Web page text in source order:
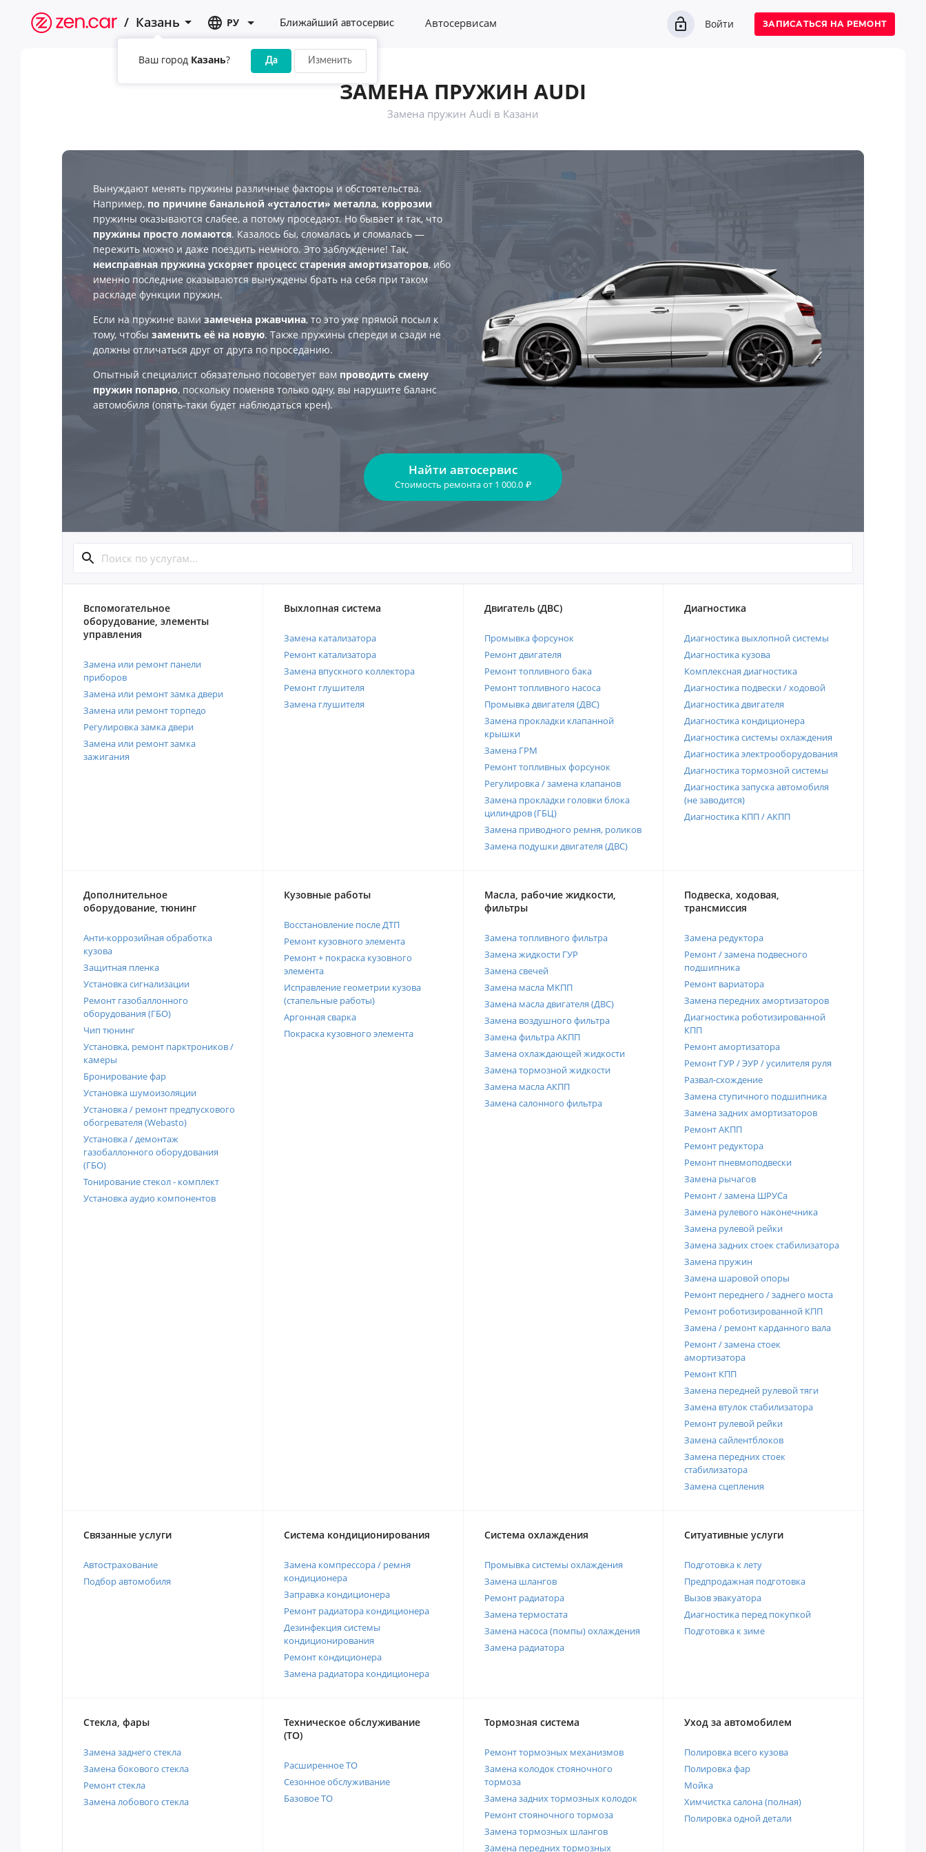
/ Казань
Ваш город Казань? Да Изменить
РУ Ближайший автосервис Автосервисам Войти ЗАПИСАТЬСЯ НА РЕМОНТ
ЗАМЕНА ПРУЖИН AUDI
Замена пружин Audi в Казани
Вынуждают менять пружины различные факторы и обстоятельства.
Например, по причине банальной «усталости» металла, коррозии
пружины оказываются слабее, а потому проседают. Но бывает и так, что
пружины просто ломаются. Казалось бы, сломалась и сломалась —
пережить можно и даже поездить немного. Это заблуждение! Так,
неисправная пружина ускоряет процесс старения амортизаторов, ибо
именно последние оказываются вынуждены брать на себя при таком
раскладе функции пружин.
Если на пружине вами замечена ржавчина, то это уже прямой посыл к
тому, чтобы заменить её на новую. Также пружины спереди и сзади не
должны отличаться друг от друга по проседанию.
Опытный специалист обязательно посоветует вам проводить смену
пружин попарно, поскольку поменяв только одну, вы нарушите баланс
автомобиля (опять-таки будет наблюдаться крен).
Найти автосервис
Стоимость ремонтаот 1 000.0 ₽
Вспомогательное
оборудование, элементы
управления
Замена или ремонт панели
приборов
Замена или ремонт замка двери
Замена или ремонт торпедо
Регулировка замка двери
Замена или ремонт замка
зажигания
Выхлопная система
Замена катализатора
Ремонт катализатора
Замена впускного коллектора
Ремонт глушителя
Замена глушителя
Двигатель (ДВС)
Промывка форсунок
Ремонт двигателя
Ремонт топливного бака
Ремонт топливного насоса
Промывка двигателя (ДВС)
Замена прокладки клапанной
крышки
Замена ГРМ
Ремонт топливных форсунок
Регулировка / замена клапанов
Замена прокладки головки блока
цилиндров (ГБЦ)
Замена приводного ремня, роликов
Замена подушки двигателя (ДВС)
Диагностика
Диагностика выхлопной системы
Диагностика кузова
Комплексная диагностика
Диагностика подвески / ходовой
Диагностика двигателя
Диагностика кондиционера
Диагностика системы охлаждения
Диагностика электрооборудования
Диагностика тормозной системы
Диагностика запуска автомобиля
(не заводится)
Диагностика КПП / АКПП
Дополнительное
оборудование, тюнинг
Анти-коррозийная обработка
кузова
Защитная пленка
Установка сигнализации
Ремонт газобаллонного
оборудования (ГБО)
Чип тюнинг
Установка, ремонт парктроников /
камеры
Бронирование фар
Установка шумоизоляции
Установка / ремонт предпускового
обогревателя (Webasto)
Установка / демонтаж
газобаллонного оборудования
(ГБО)
Тонирование стекол - комплект
Установка аудио компонентов
Кузовные работы
Восстановление после ДТП
Ремонт кузовного элемента
Ремонт + покраска кузовного
элемента
Исправление геометрии кузова
(стапельные работы)
Аргонная сварка
Покраска кузовного элемента
Масла, рабочие жидкости,
фильтры
Замена топливного фильтра
Замена жидкости ГУР
Замена свечей
Замена масла МКПП
Замена масла двигателя (ДВС)
Замена воздушного фильтра
Замена фильтра АКПП
Замена охлаждающей жидкости
Замена тормозной жидкости
Замена масла АКПП
Замена салонного фильтра
Подвеска, ходовая,
трансмиссия
Замена редуктора
Ремонт / замена подвесного
подшипника
Ремонт вариатора
Замена передних амортизаторов
Диагностика роботизированной
КПП
Ремонт амортизатора
Ремонт ГУР / ЭУР / усилителя руля
Развал-схождение
Замена ступичного подшипника
Замена задних амортизаторов
Ремонт АКПП
Ремонт редуктора
Ремонт пневмоподвески
Замена рычагов
Ремонт / замена ШРУСа
Замена рулевого наконечника
Замена рулевой рейки
Замена задних стоек стабилизатора
Замена пружин
Замена шаровой опоры
Ремонт переднего / заднего моста
Ремонт роботизированной КПП
Замена / ремонт карданного вала
Ремонт / замена стоек
амортизатора
Ремонт КПП
Замена передней рулевой тяги
Замена втулок стабилизатора
Ремонт рулевой рейки
Замена сайлентблоков
Замена передних стоек
стабилизатора
Замена сцепления
Связанные услуги
Автострахование
Подбор автомобиля
Система кондиционирования
Замена компрессора / ремня
кондиционера
Заправка кондиционера
Ремонт радиатора кондиционера
Дезинфекция системы
кондиционирования
Ремонт кондиционера
Замена радиатора кондиционера
Система охлаждения
Промывка системы охлаждения
Замена шлангов
Ремонт радиатора
Замена термостата
Замена насоса (помпы) охлаждения
Замена радиатора
Ситуативные услуги
Подготовка к лету
Предпродажная подготовка
Вызов эвакуатора
Диагностика перед покупкой
Подготовка к зиме
Стекла, фары
Замена заднего стекла
Замена бокового стекла
Ремонт стекла
Замена лобового стекла
Техническое обслуживание
(ТО)
Расширенное ТО
Сезонное обслуживание
Базовое ТО
Тормозная система
Ремонт тормозных механизмов
Замена колодок стояночного
тормоза
Замена задних тормозных колодок
Ремонт стояночного тормоза
Замена тормозных шлангов
Замена передних тормозных
Уход за автомобилем
Полировка всего кузова
Полировка фар
Мойка
Химчистка салона (полная)
Полировка одной детали